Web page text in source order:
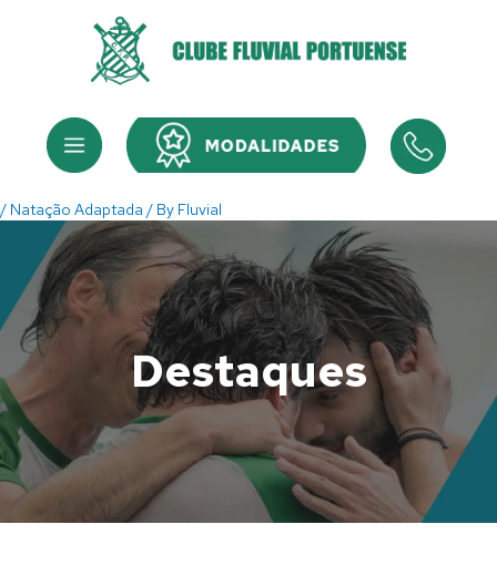
Menu Menu
/ Natação Adaptada / By Fluvial
Destaques